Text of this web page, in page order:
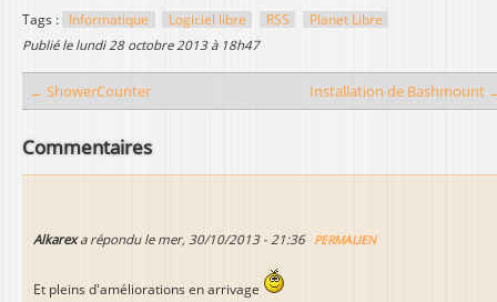
Tags : Informatique Logiciel libre RSS
Planet Libre
publié le lundi 28 octobre 2013 à 18h47
← ShowerCounter Installation de Bashmount
Commentaires
Alkarexa répondu le mer, 30/10/2013 - 21:36 PERMALIEN
Et pleins d'améliorations en arrivage